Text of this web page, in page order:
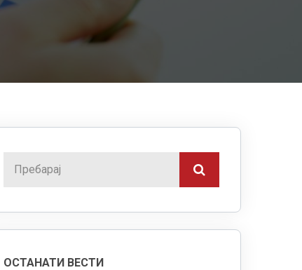
ОСТАНАТИ ВЕСТИ